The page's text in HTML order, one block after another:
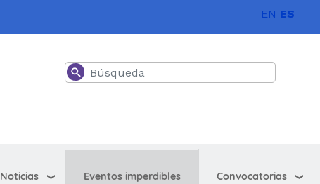
EN ES
Buscar
Noticias Eventos imperdibles Convocatorias